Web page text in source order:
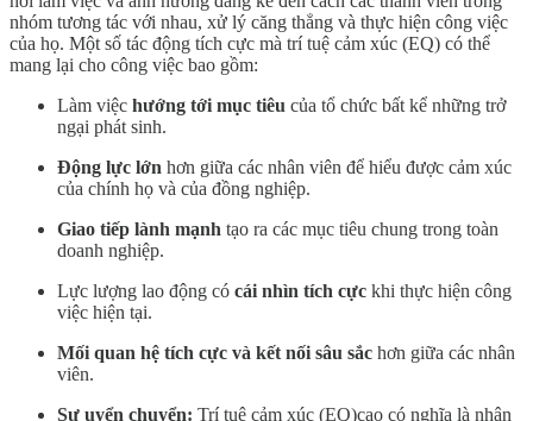
nhóm tương tác với nhau, xử lý căng thẳng và thực hiện công việc
của họ. Một số tác động tích cực mà trí tuệ cảm xúc (EQ) có thể
mang lại cho công việc bao gồm:
Làm việc hướng tới mục tiêu của tổ chức bất kể những trở
ngại phát sinh.
Động lực lớn hơn giữa các nhân viên để hiểu được cảm xúc
của chính họ và của đồng nghiệp.
Giao tiếp lành mạnh tạo ra các mục tiêu chung trong toàn
doanh nghiệp.
Lực lượng lao động có cái nhìn tích cực khi thực hiện công
việc hiện tại.
Mối quan hệ tích cực và kết nối sâu sắc hơn giữa các nhân
viên.
Sự uyển chuyển: Trí tuệ cảm xúc (EQ)cao có nghĩa là nhân